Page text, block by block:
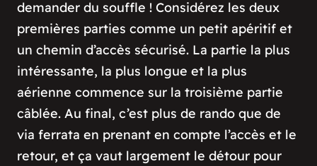
demander du souffle ! Considérez les deux
premières parties comme un petit apéritif et
un chemin d’accès sécurisé. La partie la plus
intéressante, la plus longue et la plus
aérienne commence sur la troisième partie
câblée. Au final, c’est plus de rando que de
via ferrata en prenant en compte l’accès et le
retour, et ça vaut largement le détour pour